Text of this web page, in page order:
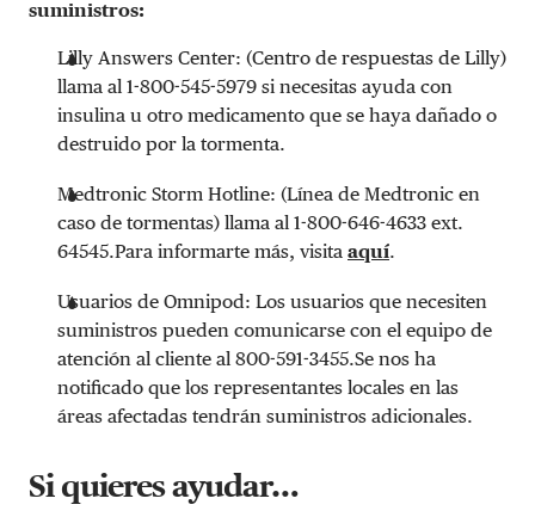
suministros:
Lilly Answers Center: (Centro de respuestas de Lilly)
llama al 1-800-545-5979 si necesitas ayuda con
insulina u otro medicamento que se haya dañado o
destruido por la tormenta.
Medtronic Storm Hotline: (Línea de Medtronic en
caso de tormentas) llama al 1-800-646-4633 ext.
64545.Para informarte más, visita aquí.
Usuarios de Omnipod: Los usuarios que necesiten
suministros pueden comunicarse con el equipo de
atención al cliente al 800-591-3455.Se nos ha
notificado que los representantes locales en las
áreas afectadas tendrán suministros adicionales.
Si quieres ayudar…